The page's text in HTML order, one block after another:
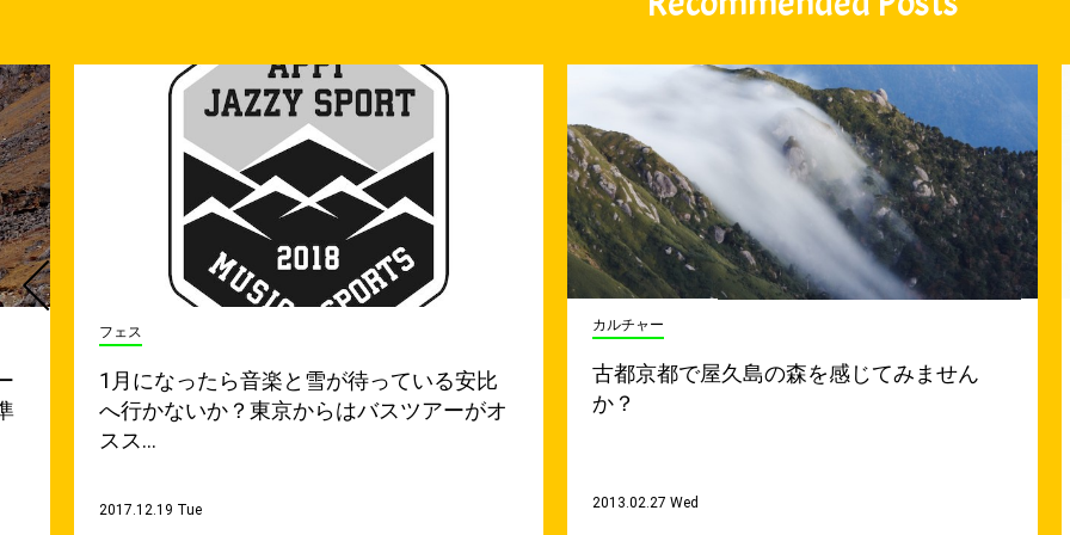
フェス
1月になったら音楽と雪が待っている安比
へ行かないか？東京からはバスツアーがオ
スス…
2017.12.19 Tue
カルチャー
古都京都で屋久島の森を感じてみません
か？
2013.02.27 Wed